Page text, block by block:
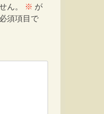
ん。
※ が
須項目で